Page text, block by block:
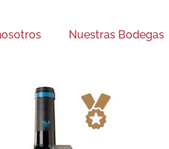
Nuestras Bodegas